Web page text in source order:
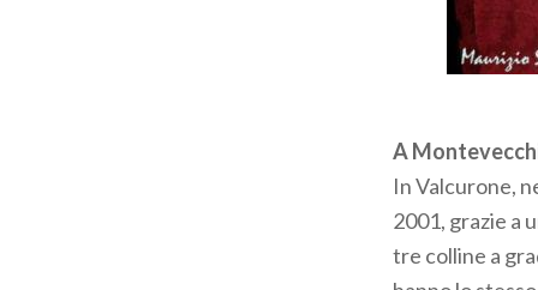
notte dei
reliquie
anni fa, al
Massi erratici
A
In Valcurone,
2001, grazie a
tre colline a